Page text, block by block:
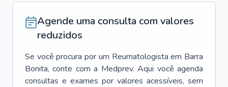
Agende uma consulta com valores
reduzidos
Se você procura por um Reumatologista em Barra
Bonita, conte com a Medprev. Aqui você agenda
consultas e exames por valores acessíveis, sem